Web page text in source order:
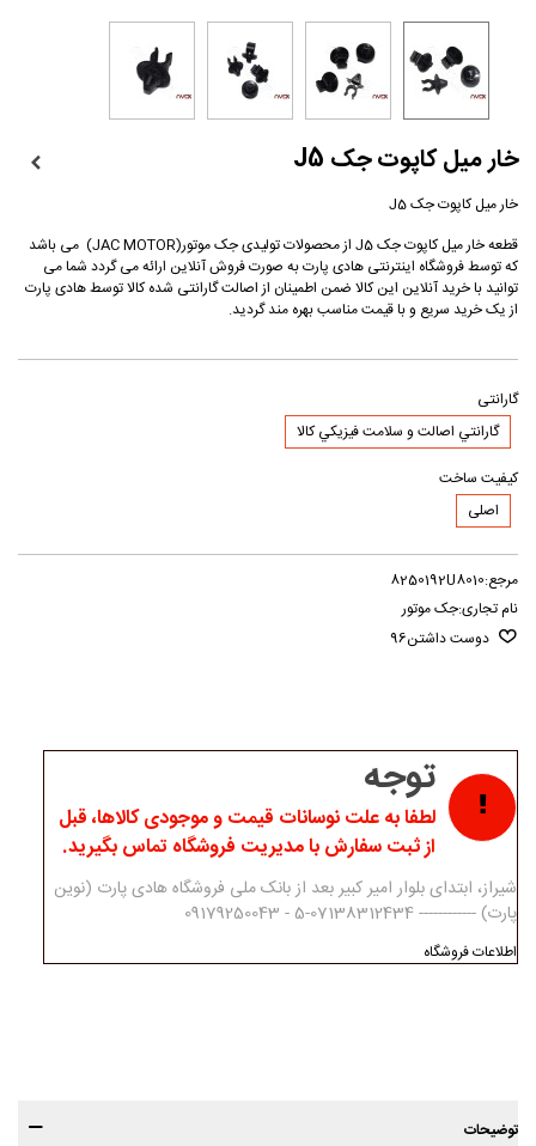
خار میل کاپوت جک J5
خار میل کاپوت جک J5
قطعه خار میل کاپوت جک J5 از محصولات تولیدی جک موتور(JAC MOTOR) می باشد
که توسط فروشگاه اینترنتی هادی پارت به صورت فروش آنلاین ارائه می گردد شما می
توانید با خرید آنلاین این کالا ضمن اطمینان از اصالت گارانتی شده کالا توسط هادی پارت
از یک خرید سریع و با قیمت مناسب بهره مند گردید.
گارانتی
گارانتي اصالت و سلامت فيزيکي کالا
کیفیت ساخت
اصلی
مرجع:8250192U8010
نام تجاری:جک موتور
دوست داشتن96
توجه
لطفا به علت نوسانات قیمت و موجودی کالاها، قبل
از ثبت سفارش با مدیریت فروشگاه تماس بگیرید.
شیراز، ابتدای بلوار امیر کبیر بعد از بانک ملی فروشگاه هادی پارت (نوین
پارت) ------------ 07138312434-5 - 09179250043
اطلاعات فروشگاه
توضیحات